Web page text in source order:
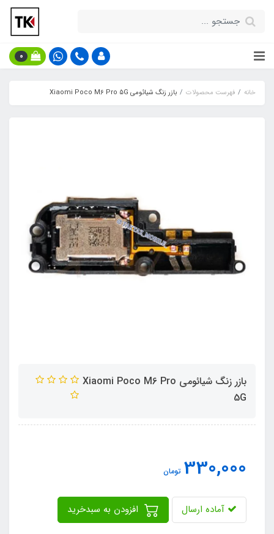
0
خانه فهرست محصولات بازر زنگ شیائومی Xiaomi Poco M6 Pro 5G
بازر زنگ شیائومی Xiaomi Poco M6 Pro
5G
330,000 تومان
آماده ارسال